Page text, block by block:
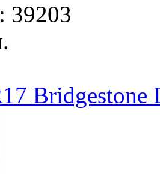
39203
Bridgestone